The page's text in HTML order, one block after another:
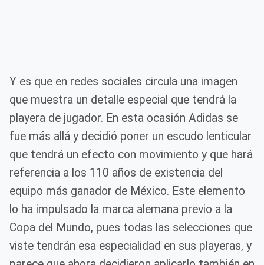
Y es que en redes sociales circula una imagen
que muestra un detalle especial que tendrá la
playera de jugador. En esta ocasión Adidas se
fue más allá y decidió poner un escudo lenticular
que tendrá un efecto con movimiento y que hará
referencia a los 110 años de existencia del
equipo más ganador de México. Este elemento
lo ha impulsado la marca alemana previo a la
Copa del Mundo, pues todas las selecciones que
viste tendrán esa especialidad en sus playeras, y